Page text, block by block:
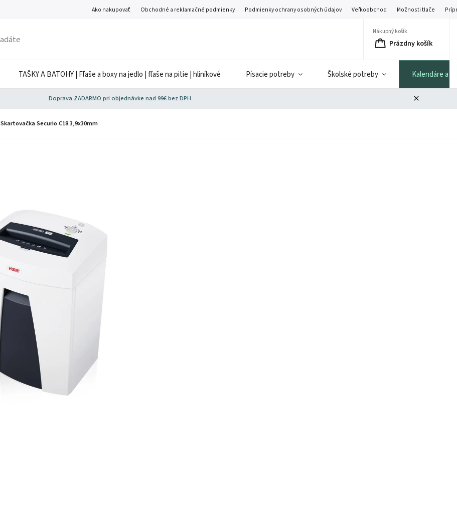
Ako nakupovať Obchodné a reklamačné podmienky Podmienky ochrany osobných údajov Veľkoobchod Možnosti tlače
Nákupný košík
Prázdny košík
TAŠKY A BATOHY | Fľaše a boxy na jedlo | fľaše na pitie | hliníkové Písacie potreby Školské potreby Kalendáre a
Doprava ZADARMO pri objednávke nad 99€ bez DPH
Skartovačka Securio C18 3,9x30mm